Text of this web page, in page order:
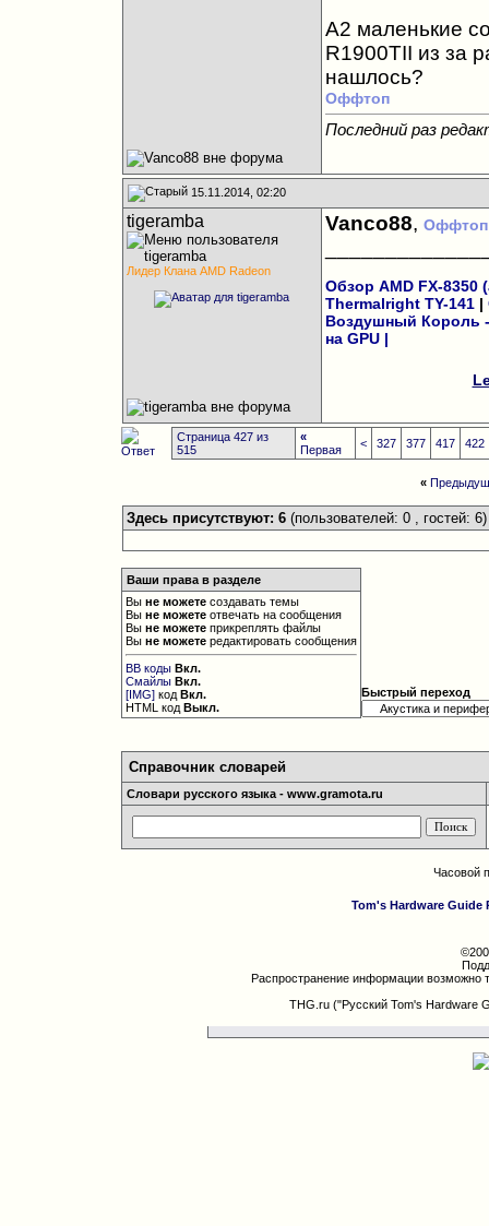
А2 маленькие
R1900TII из за
нашлось?
Оффтоп
Последний раз
15.11.2014, 02:20
tigeramba
Лидер Клана AMD Radeon
Vanco88, Оффтоп
Обзор AMD FX-8350
Thermalright TY-141|
Воздушный Король
на GPU|
Страница 427 из
515
«
Первая
< 327 377 417 422
«
Здесь присутствуют: 6 (пользователей: 0 , гостей: 6)
Ваши права в разделе
Выне можете создавать темы
Выне можете отвечать на сообщения
Выне можете прикреплять файлы
Выне можете редактировать сообщения
BB коды Вкл.
Смайлы Вкл.
[IMG] кодВкл.
HTML кодВыкл.
Быстрый переход
Справочник словарей
Словари русского языка - www.gramota.ru
Часовой
Tom's Hardware Guide
Распространение информации возможно
THG.ru ("Русский Tom's Hardware